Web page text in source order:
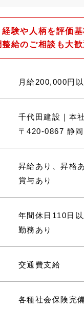
験や人柄を評価
給のご相談も大
月給200,000円以
千代田建設｜本社
〒420-0867 静
昇給あり、昇格
賞与あり
年間休日110日
勤務あり
交通費支給
各種社会保険完